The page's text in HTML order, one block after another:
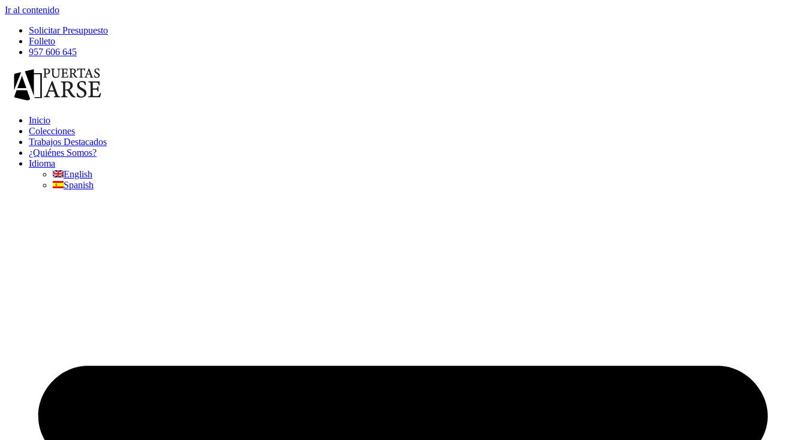
Ir al contenido
Solicitar Presupuesto
Folleto
957 606 645
Inicio
Colecciones
Trabajos Destacados
¿Quiénes Somos?
Idioma
English
Spanish